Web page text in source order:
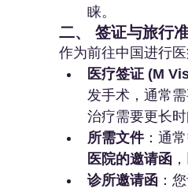
睐。
二、 签证与旅行
作为前往中国进行
医疗签证 (M
发手术，通常
治疗需要更长
所需文件：通
医院的邀请函
诊所邀请函 ：